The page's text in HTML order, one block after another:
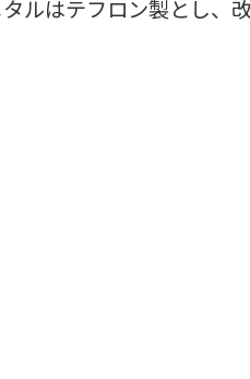
ルはテフロン製とし、